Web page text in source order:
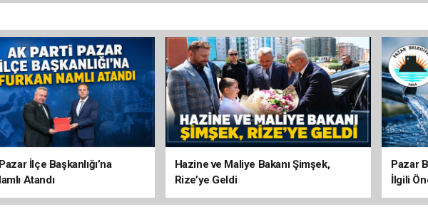
İlçe Başkanlığı’na
Atandı
Hazine ve Maliye Bakanı Şimşek,
Rize’ye Geldi
Pazar
İlgili